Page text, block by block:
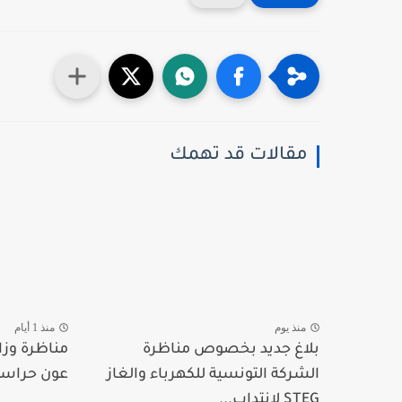
مقالات قد تهمك
منذ يوم
بلاغ جديد بخصوص مناظرة
الشركة التونسية للكهرباء والغاز
منذ 1 أيام
عون حراسة و39 عون